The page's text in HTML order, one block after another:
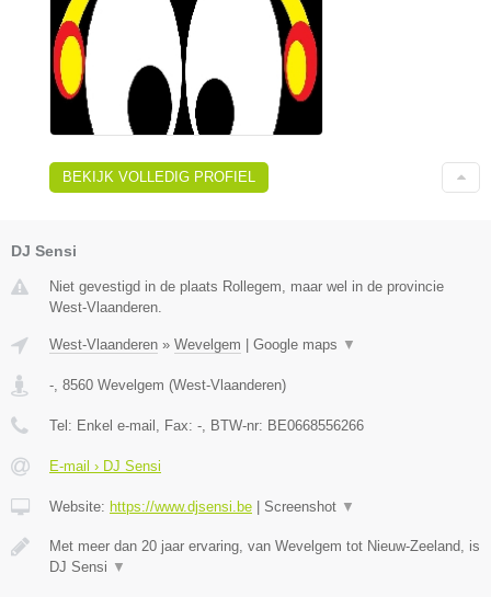
BEKIJK VOLLEDIG PROFIEL
DJ Sensi
Niet gevestigd in de plaats Rollegem, maar wel in de provincie
West-Vlaanderen.
West-Vlaanderen » Wevelgem Google maps ▼
-, 8560 Wevelgem (West-Vlaanderen)
Tel: Enkel e-mail , Fax: -, BTW-nr: BE0668556266
E-mail › DJ Sensi
Website: https://www.djsensi.be Screenshot ▼
Met meer dan 20 jaar ervaring, van Wevelgem tot Nieuw-Zeeland, is
DJ Sensi ▼